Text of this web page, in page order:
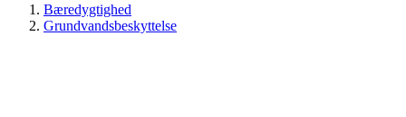
Bæredygtighed
Grundvandsbeskyttelse